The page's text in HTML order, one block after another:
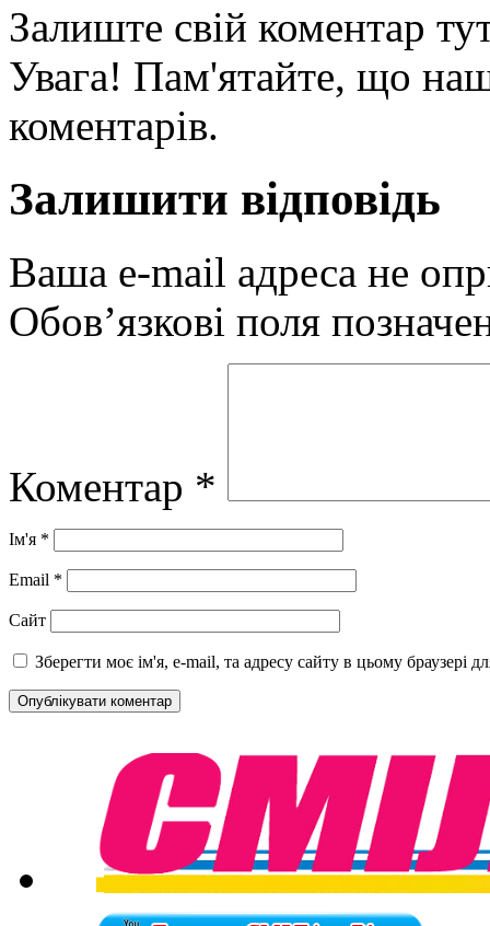
Залиште свій коментар
Увага! Пам'ятайте, що
коментарів.
Залишити відповідь
Ваша e-mail адреса не
Обов’язкові поля
Коментар *
Ім'я *
Email *
Сайт
Зберегти моє ім'я, e-mail, та адресу сайту в цьому браузері